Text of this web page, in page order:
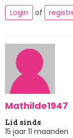
Login
of
Mathilde1947
Lid sinds
15 jaar 11 maanden